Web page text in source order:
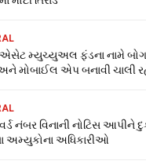
એસેટ મ્યુચ્યુઅલ ફંડના નામે
મોબાઈલ એપ બનાવી ચાલી
નંબર વિનાની નોટિસ આપીને
અમ્યુકોના અધિકારીઓ